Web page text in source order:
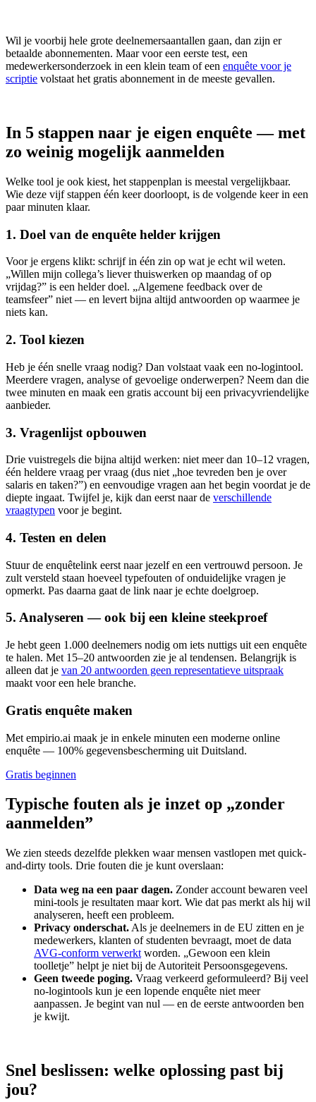
Wil je voorbij hele grote deelnemersaantallen gaan, dan zijn er
betaalde abonnementen. Maar voor een eerste test, een
medewerkersonderzoek in een klein team of een enquête voor je
scriptie volstaat het gratis abonnement in de meeste gevallen.
In 5 stappen naar je eigen enquête — met
zo weinig mogelijk aanmelden
Welke tool je ook kiest, het stappenplan is meestal vergelijkbaar.
Wie deze vijf stappen één keer doorloopt, is de volgende keer in een
paar minuten klaar.
1. Doel van de enquête helder krijgen
Voor je ergens klikt: schrijf in één zin op wat je echt wil weten.
„Willen mijn collega’s liever thuiswerken op maandag of op
vrijdag?” is een helder doel. „Algemene feedback over de
teamsfeer” niet — en levert bijna altijd antwoorden op waarmee je
niets kan.
2. Tool kiezen
Heb je één snelle vraag nodig? Dan volstaat vaak een no-logintool.
Meerdere vragen, analyse of gevoelige onderwerpen? Neem dan die
twee minuten en maak een gratis account bij een privacyvriendelijke
aanbieder.
3. Vragenlijst opbouwen
Drie vuistregels die bijna altijd werken: niet meer dan 10–12 vragen,
één heldere vraag per vraag (dus niet „hoe tevreden ben je over
salaris en taken?”) en eenvoudige vragen aan het begin voordat je de
diepte ingaat. Twijfel je, kijk dan eerst naar de verschillende
vraagtypen voor je begint.
4. Testen en delen
Stuur de enquêtelink eerst naar jezelf en een vertrouwd persoon. Je
zult versteld staan hoeveel typefouten of onduidelijke vragen je
opmerkt. Pas daarna gaat de link naar je echte doelgroep.
5. Analyseren — ook bij een kleine steekproef
Je hebt geen 1.000 deelnemers nodig om iets nuttigs uit een enquête
te halen. Met 15–20 antwoorden zie je al tendensen. Belangrijk is
alleen dat je van 20 antwoorden geen representatieve uitspraak
maakt voor een hele branche.
Gratis enquête maken
Met empirio.ai maak je in enkele minuten een moderne online
enquête — 100% gegevensbescherming uit Duitsland.
Gratis beginnen
Typische fouten als je inzet op „zonder
aanmelden”
We zien steeds dezelfde plekken waar mensen vastlopen met quick-
and-dirty tools. Drie fouten die je kunt overslaan:
Data weg na een paar dagen. Zonder account bewaren veel
mini-tools je resultaten maar kort. Wie dat pas merkt als hij wil
analyseren, heeft een probleem.
Privacy onderschat. Als je deelnemers in de EU zitten en je
medewerkers, klanten of studenten bevraagt, moet de data
AVG-conform verwerkt worden. „Gewoon een klein
toolletje” helpt je niet bij de Autoriteit Persoonsgegevens.
Geen tweede poging. Vraag verkeerd geformuleerd? Bij veel
no-logintools kun je een lopende enquête niet meer
aanpassen. Je begint van nul — en de eerste antwoorden ben
je kwijt.
Snel beslissen: welke oplossing past bij
jou?